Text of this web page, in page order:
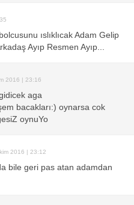
ıslıklıcak Adam Gelip
Ayıp Resmen Ayıp...
2016 | 23:16
aga
bacakları:) oynarsa cok
oynuYo
2016 | 23:12
bile geri pas atan adamdan